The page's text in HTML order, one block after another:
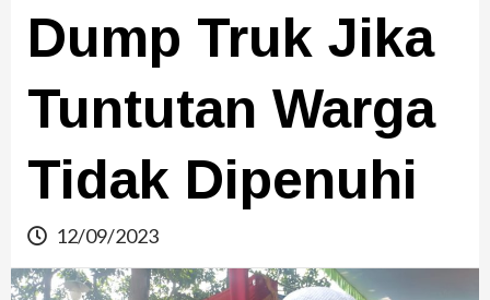
Dump Truk Jika
Tuntutan Warga
Tidak Dipenuhi
12/09/2023